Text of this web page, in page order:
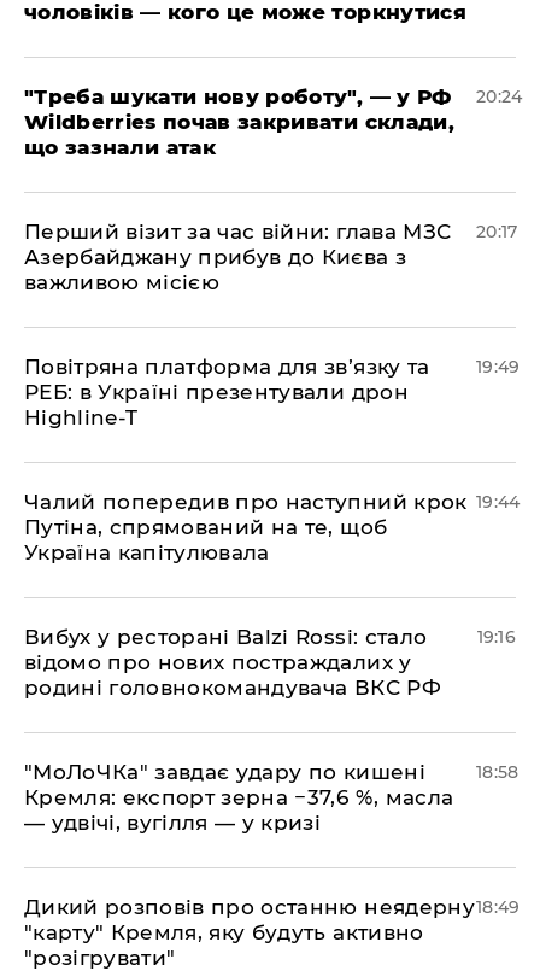
чоловіків — кого це може торкнутися
​"Треба шукати нову роботу", — у РФ
Wildberries почав закривати склади,
що зазнали атак
20:24
​Перший візит за час війни: глава МЗС
Азербайджану прибув до Києва з
важливою місією
20:17
​Повітряна платформа для зв’язку та
РЕБ: в Україні презентували дрон
Highline-T
19:49
​Чалий попередив про наступний крок
Путіна, спрямований на те, щоб
Україна капітулювала
19:44
​Вибух у ресторані Balzi Rossi: стало
відомо про нових постраждалих у
родині головнокомандувача ВКС РФ
19:16
​"МоЛоЧКа" завдає удару по кишені
Кремля: експорт зерна −37,6 %, масла
— удвічі, вугілля — у кризі
18:58
​Дикий розповів про останню неядерну
"карту" Кремля, яку будуть активно
"розігрувати"
18:49